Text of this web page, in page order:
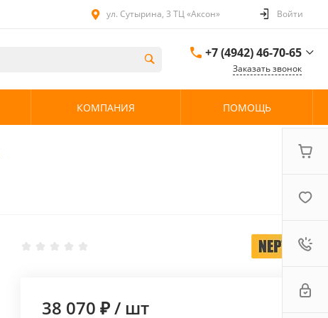
ул. Сутырина, 3 ТЦ «Аксон» Войти
+7 (4942) 46-70-65
ул. Сутырина, 3 ТЦ
Заказать звонок
КОМПАНИЯ ПОМОЩЬ
38 070 ₽/ шт